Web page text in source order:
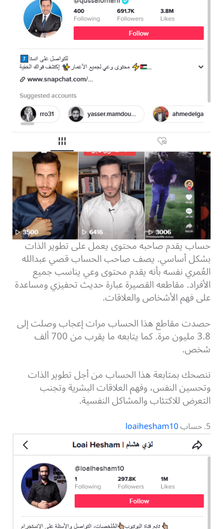
حساب يقدم صاحبه محتوى يعمل على تطوير الذات
بشكل أساسي. يصف صاحب الحساب قصي عبدالله
العُمري نفسه بأنه يقدم محتوى وعي يناسب جميع
الأفراد. مقاطعه القصيرة عبارة حديث تحفيزي ومساعدة
على فهم الأشخاص والعلاقات.
حصدت مقاطع هذا الحساب مرات إعجاب وصلت إلى
3.8 مليون مرة. كما يتابعه ما يقرب من 700 ألف
شخص.
ننصحك بمتابعة هذا الحساب من أجل تطوير الذات
وتحسين النفس، وفهم العلاقات البشرية وتجنب
التعرض للاكتئاب والمشاكل النفسية.
5. حساب loaihesham10